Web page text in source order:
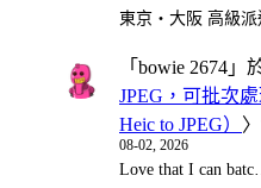
東京・大阪 高級
「 bowie 2674 」
JPEG，可批次
Heic to JPEG）
08-02, 2026
Love that I can